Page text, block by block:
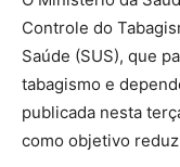
Controle do
Saúde (SUS), que
tabagismo e
publicada nesta
como objetivo